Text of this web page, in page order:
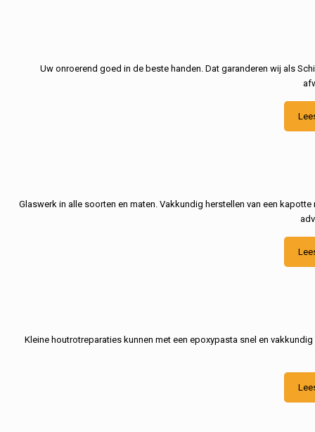
Uw onroerend goed in de beste handen. Dat garanderen wij als
Glaswerk in alle soorten en maten. Vakkundig herstellen van een
Kleine houtrotreparaties kunnen met een epoxypasta snel en